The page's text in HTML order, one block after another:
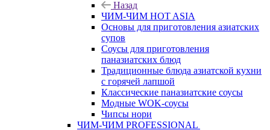
Назад
ЧИМ-ЧИМ HOT ASIA
Основы для приготовления азиатских
супов
Соусы для приготовления
паназиатских блюд
Традиционные блюда азиатской кухни
с горячей лапшой
Классические паназиатские соусы
Модные WOK-соусы
Чипсы нори
ЧИМ-ЧИМ PROFESSIONAL